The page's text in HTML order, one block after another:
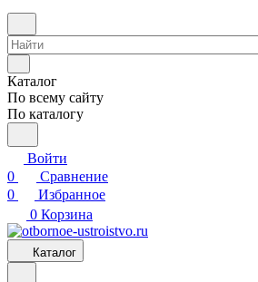
Каталог
По всему сайту
По каталогу
Войти
0
Сравнение
0
Избранное
0 Корзина
Каталог